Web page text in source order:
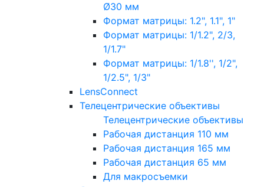
Ø30 мм
Формат матрицы: 1.2", 1.1", 1"
Формат матрицы: 1/1.2", 2/3,
1/1.7"
Формат матрицы: 1/1.8'', 1/2",
1/2.5", 1/3"
LensConnect
Телецентрические объективы
Телецентрические объективы
Рабочая дистанция 110 мм
Рабочая дистанция 165 мм
Рабочая дистанция 65 мм
Для макросъемки